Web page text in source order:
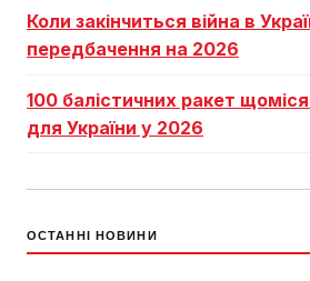
Коли закінчиться війна в
передбачення на 2026
100 балістичних ракет
для України у 2026
ОСТАННІ НОВИНИ